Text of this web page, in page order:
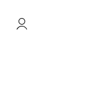
ИСКАТЬ